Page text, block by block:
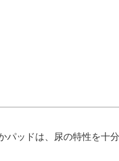
パッドは、尿の特性を十